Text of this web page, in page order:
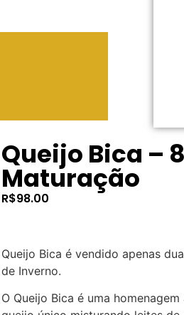
Queijo Bica –
Maturação
R$98.00
Queijo Bica é vendido apenas
de Inverno.
O Queijo Bica é uma